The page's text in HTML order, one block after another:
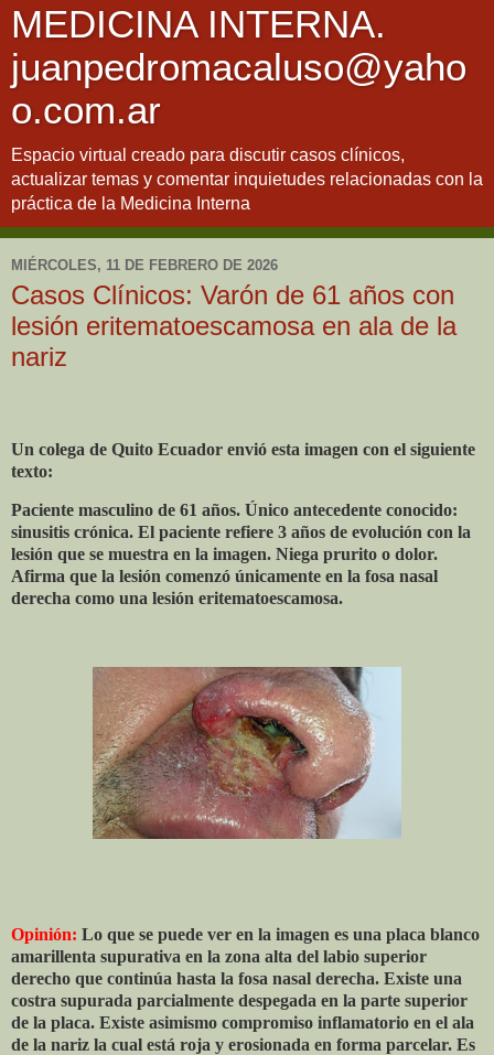
MEDICINA INTERNA.
juanpedromacaluso@yaho
o.com.ar
Espacio virtual creado para discutir casos clínicos,
actualizar temas y comentar inquietudes relacionadas con la
práctica de la Medicina Interna
MIÉRCOLES, 11 DE FEBRERO DE 2026
Casos Clínicos: Varón de 61 años con
lesión eritematoescamosa en ala de la
nariz
Un colega de Quito Ecuador envió esta imagen con el siguiente
texto:
Paciente masculino de 61 años. Único antecedente conocido:
sinusitis crónica. El paciente refiere 3 años de evolución con la
lesión que se muestra en la imagen. Niega prurito o dolor.
Afirma que la lesión comenzó únicamente en la fosa nasal
derecha como una lesión eritematoescamosa.
Opinión: Lo que se puede ver en la imagen es una placa blanco
amarillenta supurativa en la zona alta del labio superior
derecho que continúa hasta la fosa nasal derecha. Existe una
costra supurada parcialmente despegada en la parte superior
de la placa. Existe asimismo compromiso inflamatorio en el ala
de la nariz la cual está roja y erosionada en forma parcelar. Es